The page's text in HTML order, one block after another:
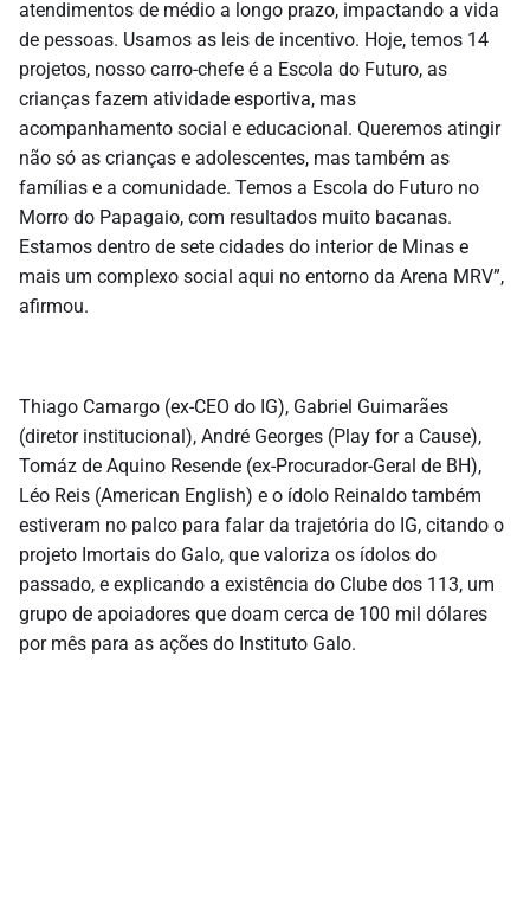
atendimentos de médio a longo prazo, impactando a vida
de pessoas. Usamos as leis de incentivo. Hoje, temos 14
projetos, nosso carro-chefe é a Escola do Futuro, as
crianças fazem atividade esportiva, mas
acompanhamento social e educacional. Queremos atingir
não só as crianças e adolescentes, mas também as
famílias e a comunidade. Temos a Escola do Futuro no
Morro do Papagaio, com resultados muito bacanas.
Estamos dentro de sete cidades do interior de Minas e
mais um complexo social aqui no entorno da Arena MRV”,
afirmou.
Thiago Camargo (ex-CEO do IG), Gabriel Guimarães
(diretor institucional), André Georges (Play for a Cause),
Tomáz de Aquino Resende (ex-Procurador-Geral de BH),
Léo Reis (American English) e o ídolo Reinaldo também
estiveram no palco para falar da trajetória do IG, citando o
projeto Imortais do Galo, que valoriza os ídolos do
passado, e explicando a existência do Clube dos 113, um
grupo de apoiadores que doam cerca de 100 mil dólares
por mês para as ações do Instituto Galo.